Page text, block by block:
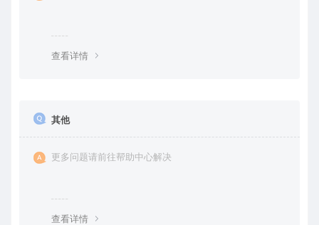
查看详情
其他
更多问题请前往帮助中心解决
查看详情